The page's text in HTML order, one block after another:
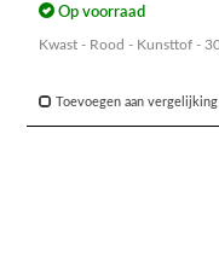
Op voorraad
Kwast - Rood - Kunsttof -
Toevoegen aan vergelijking